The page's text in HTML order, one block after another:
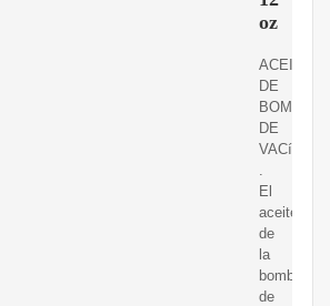
oz
ACEITE
DE
BOMBA
DE
VACíO
El
aceite
de
la
bomba
de